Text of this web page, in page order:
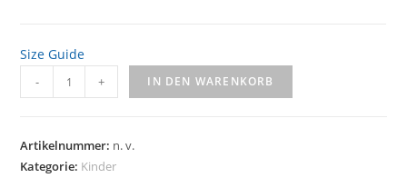
Size Guide
- + IN DEN WARENKORB
Artikelnummer: n. v.
Kategorie: Kinder